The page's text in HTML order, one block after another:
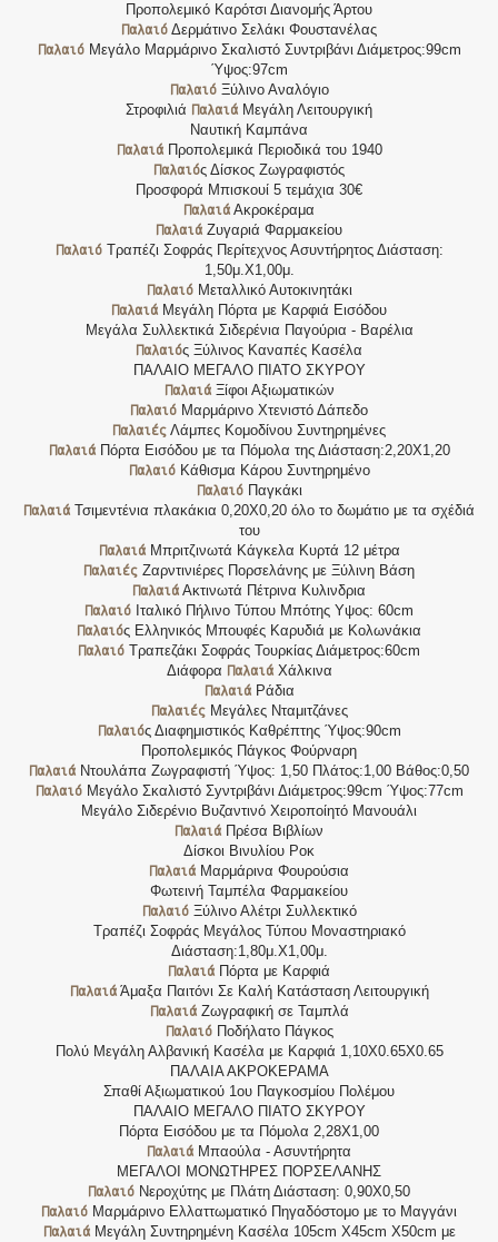
Προπολεμικό Καρότσι Διανομής Άρτου
Παλαιό Δερμάτινο Σελάκι Φουστανέλας
ΠαλαιόΜεγάλο Μαρμάρινο Σκαλιστό Συντριβάνι Διάμετρος:99cm
Ύψος:97cm
ΠαλαιόΞύλινο Αναλόγιο
Στροφιλιά Παλαιά Μεγάλη Λειτουργική
Ναυτική Καμπάνα
ΠαλαιάΠροπολεμικά Περιοδικά του 1940
Παλαιός Δίσκος Ζωγραφιστός
Προσφορά Μπισκουί 5 τεμάχια 30€
Παλαιά Ακροκέραμα
Παλαιά Ζυγαριά Φαρμακείου
ΠαλαιόΤραπέζι Σοφράς Περίτεχνος Ασυντήρητος Διάσταση:
1,50μ.Χ1,00μ.
ΠαλαιόΜεταλλικό Αυτοκινητάκι
Παλαιά Μεγάλη Πόρτα με Καρφιά Εισόδου
Μεγάλα Συλλεκτικά Σιδερένια Παγούρια - Βαρέλια
Παλαιός Ξύλινος Καναπές Κασέλα
ΠΑΛΑΙΟ ΜΕΓΑΛΟ ΠΙΑΤΟ ΣΚΥΡΟΥ
ΠαλαιάΞίφοι Αξιωματικών
Παλαιό Μαρμάρινο Χτενιστό Δάπεδο
Παλαιές Λάμπες Κομοδίνου Συντηρημένες
ΠαλαιάΠόρτα Εισόδου με τα Πόμολα της Διάσταση:2,20Χ1,20
ΠαλαιόΚάθισμα Κάρου Συντηρημένο
ΠαλαιόΠαγκάκι
Παλαιά Τσιμεντένια πλακάκια 0,20Χ0,20 όλο το δωμάτιο με τα σχέδιά
του
ΠαλαιάΜπριτζινωτά Κάγκελα Κυρτά 12 μέτρα
Παλαιές Ζαρντινιέρες Πορσελάνης με Ξύλινη Βάση
Παλαιά Ακτινωτά Πέτρινα Κυλινδρια
Παλαιό Ιταλικό Πήλινο Τύπου Μπότης Υψος: 60cm
Παλαιός Ελληνικός Μπουφές Καρυδιά με Κολωνάκια
Παλαιό Τραπεζάκι Σοφράς Τουρκίας Διάμετρος:60cm
Διάφορα ΠαλαιάΧάλκινα
ΠαλαιάΡάδια
ΠαλαιέςΜεγάλες Νταμιτζάνες
Παλαιός Διαφημιστικός Καθρέπτης Ύψος:90cm
Προπολεμικός Πάγκος Φούρναρη
Παλαιά Ντουλάπα Ζωγραφιστή Ύψος: 1,50 Πλάτος:1,00 Βάθος:0,50
ΠαλαιόΜεγάλο Σκαλιστό Σyντριβάνι Διάμετρος:99cm Ύψος:77cm
Μεγάλο Σιδερένιο Βυζαντινό Χειροποίητό Μανουάλι
Παλαιά Πρέσα Βιβλίων
Δίσκοι Βινυλίου Ροκ
Παλαιά Μαρμάρινα Φουρούσια
Φωτεινή Ταμπέλα Φαρμακείου
ΠαλαιόΞύλινο Αλέτρι Συλλεκτικό
Τραπέζι Σοφράς Μεγάλος Τύπου Μοναστηριακό
Διάσταση:1,80μ.Χ1,00μ.
Παλαιά Πόρτα με Καρφιά
ΠαλαιάΆμαξα Παιτόνι Σε Καλή Κατάσταση Λειτουργική
ΠαλαιάΖωγραφική σε Ταμπλά
ΠαλαιόΠοδήλατο Πάγκος
Πολύ Μεγάλη Αλβανική Κασέλα με Καρφιά 1,10Χ0.65Χ0.65
ΠΑΛΑΙΑ ΑΚΡΟΚΕΡΑΜΑ
Σπαθί Αξιωματικού 1ου Παγκοσμίου Πολέμου
ΠΑΛΑΙΟ ΜΕΓΑΛΟ ΠΙΑΤΟ ΣΚΥΡΟΥ
Πόρτα Εισόδου με τα Πόμολα 2,28Χ1,00
Παλαιά Μπαούλα - Ασυντήρητα
ΜΕΓΑΛΟΙ ΜΟΝΩΤΗΡΕΣ ΠΟΡΣΕΛΑΝΗΣ
Παλαιό Νεροχύτης με Πλάτη Διάσταση: 0,90Χ0,50
Παλαιό Μαρμάρινο Ελλαττωματικό Πηγαδόστομο με το Μαγγάνι
ΠαλαιάΜεγάλη Συντηρημένη Κασέλα 105cm X45cm X50cm με